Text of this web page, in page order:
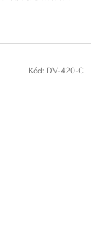
Kód: DV-420-C